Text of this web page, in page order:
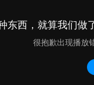
东西，就算我们做
很抱歉出现播放